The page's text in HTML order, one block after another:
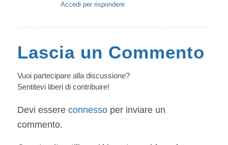
Accedi per rispondere
Lascia un Commento
Vuoi partecipare alla discussione?
Sentitevi liberi di contribuire!
Devi essere connessoper inviare un
commento.